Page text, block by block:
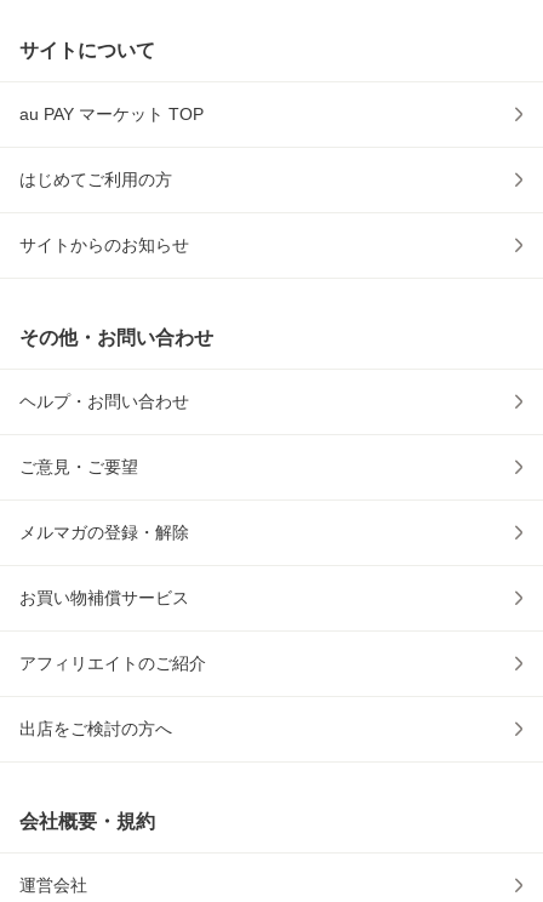
サイトについて
au PAY マーケット TOP
はじめてご利用の方
サイトからのお知らせ
その他・お問い合わせ
ヘルプ・お問い合わせ
ご意見・ご要望
メルマガの登録・解除
お買い物補償サービス
アフィリエイトのご紹介
出店をご検討の方へ
会社概要・規約
運営会社